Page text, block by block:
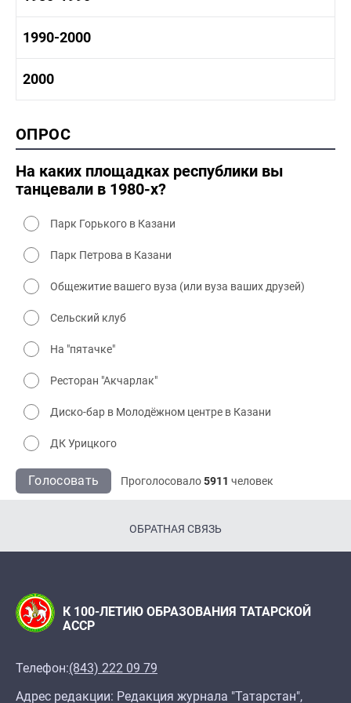
1970-1980 культура
1970 - 1980 быт
1980 -1990 история
1980-1990 культура
1990-2000
1990-2000 культура
2000
2000 промышленность
2000 культура
ОПРОС
На каких площадках республики вы
танцевали в 1980-х?
Парк Горького в Казани
Парк Петрова в Казани
Общежитие вашего вуза (или вуза ваших друзей)
Сельский клуб
На "пятачке"
Ресторан "Акчарлак"
Диско-бар в Молодёжном центре в Казани
ДК Урицкого
Голосовать Проголосовало5911 человек
ОБРАТНАЯ СВЯЗЬ
К 100-ЛЕТИЮ ОБРАЗОВАНИЯ ТАТАРСКОЙ
АССР
Телефон:(843) 222 09 79
Адрес редакции: Редакция журнала "Татарстан",